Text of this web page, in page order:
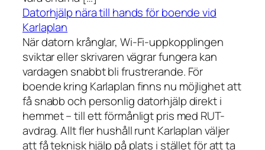
Datorhjälp nära till hands för boende vid
Karlaplan
När datorn krånglar, Wi-Fi-uppkopplingen
sviktar eller skrivaren vägrar fungera kan
vardagen snabbt bli frustrerande. För
boende kring Karlaplan finns nu möjlighet att
få snabb och personlig datorhjälp direkt i
hemmet – till ett förmånligt pris med RUT-
avdrag. Allt fler hushåll runt Karlaplan väljer
att få teknisk hjälp på plats i stället för att ta